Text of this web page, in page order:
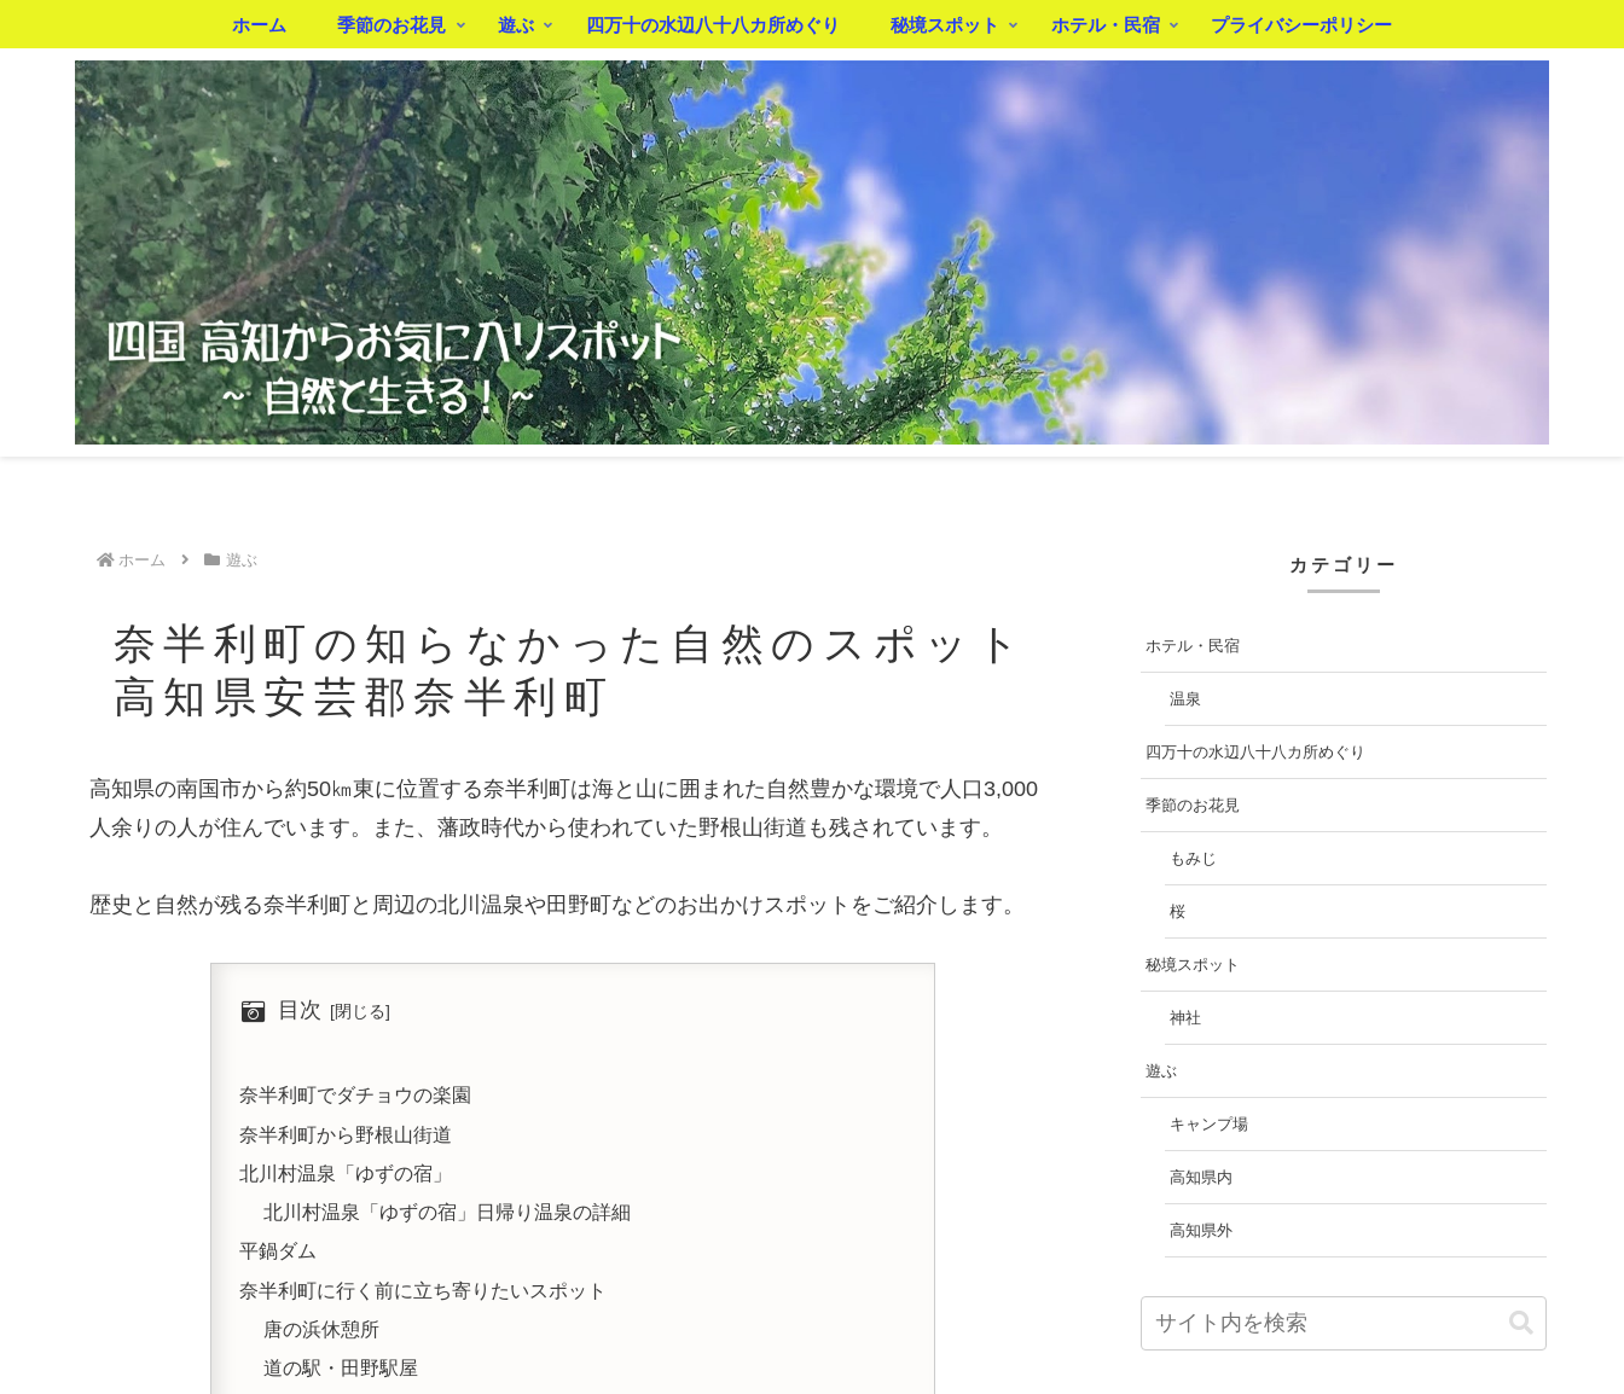
ホーム 季節のお花見 遊ぶ 四万十の水辺八十八カ所めぐり 秘境スポット ホテル・民宿 プライバシーポリシー
ホーム 遊ぶ
奈半利町の知らなかった自然のスポット
高知県安芸郡奈半利町
高知県の南国市から約50㎞東に位置する奈半利町は海と山に囲まれた自然豊かな環境で人口3,000
人余りの人が住んでいます。また、藩政時代から使われていた野根山街道も残されています。
歴史と自然が残る奈半利町と周辺の北川温泉や田野町などのお出かけスポットをご紹介します。
目次
奈半利町でダチョウの楽園
奈半利町から野根山街道
北川村温泉「ゆずの宿」
北川村温泉「ゆずの宿」日帰り温泉の詳細
平鍋ダム
奈半利町に行く前に立ち寄りたいスポット
唐の浜休憩所
道の駅・田野駅屋
カテゴリー
ホテル・民宿
温泉
四万十の水辺八十八カ所めぐり
季節のお花見
もみじ
桜
秘境スポット
神社
遊ぶ
キャンプ場
高知県内
高知県外